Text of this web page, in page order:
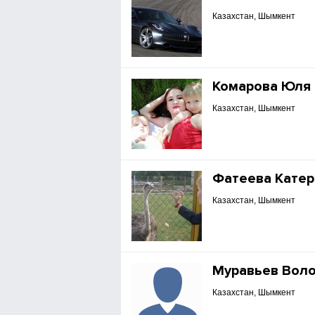
Казахстан, Шымкент
Комарова Юля
Казахстан, Шымкент
Фатеева
Казахстан, Шымкент
Муравьев
Казахстан, Шымкент